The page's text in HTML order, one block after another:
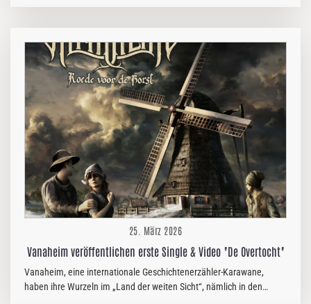
und kraftvollen Gesang und präsentiert damit die für die Band
typische Mischung aus klassischem Heavy-Metal-Spirit und
moderner Präzision. „The North Will Rise“ besticht durch seine
hymnische Atmosphäre und cineastische Intensität und ist ein
perfektes Beispiel für Tungstens Markenzeichen: kraftvolles
Songwriting, eingängige Hooks und…
25. März 2026
Vanaheim veröffentlichen erste Single & Video "De Overtocht"
Vanaheim, eine internationale Geschichtenerzähler-Karawane,
haben ihre Wurzeln im „Land der weiten Sicht“, nämlich in den